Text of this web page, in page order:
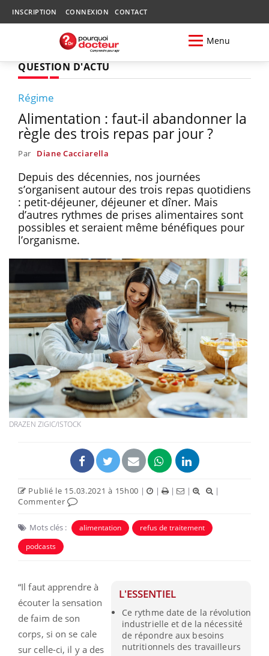
INSCRIPTION CONNEXION CONTACT
Menu
QUESTION D'ACTU
Régime
Alimentation : faut-il abandonner la
règle des trois repas par jour ?
Par Diane Cacciarella
Depuis des décennies, nos journées
s’organisent autour des trois repas quotidiens
: petit-déjeuner, déjeuner et dîner. Mais
d’autres rythmes de prises alimentaires sont
possibles et seraient même bénéfiques pour
l’organisme.
DRAZEN ZIGIC/ISTOCK
Publié le 15.03.2021 à 15h00 | | | |
|
Commenter
Mots clés : alimentation
refus de traitement
podcasts
L'ESSENTIEL
Ce rythme date de la révolution
industrielle et de la nécessité
de répondre aux besoins
nutritionnels des travailleurs
“Il faut apprendre à
écouter la sensation
de faim de son
corps, si on se cale
sur celle-ci, il y a des